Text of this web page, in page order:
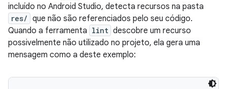
incluído no Android Studio, detecta recursos na pasta
res/ que não são referenciados pelo seu código.
Quando a ferramenta lint descobre um recurso
possivelmente não utilizado no projeto, ela gera uma
mensagem como a deste exemplo: